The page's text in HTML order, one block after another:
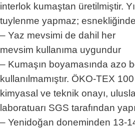
interlok kumaştan üretilmiştir.
tuylenme yapmaz;
– Yaz mevsimi de dahil her
mevsim kullanıma uygundur
– Kumaşın boyamasında azo
kullanılmamıştır. ÖKO-TEX
kimyasal ve teknik onayı,
laboratuarı SGS tarafından
– Yenidoğan doneminden 13-